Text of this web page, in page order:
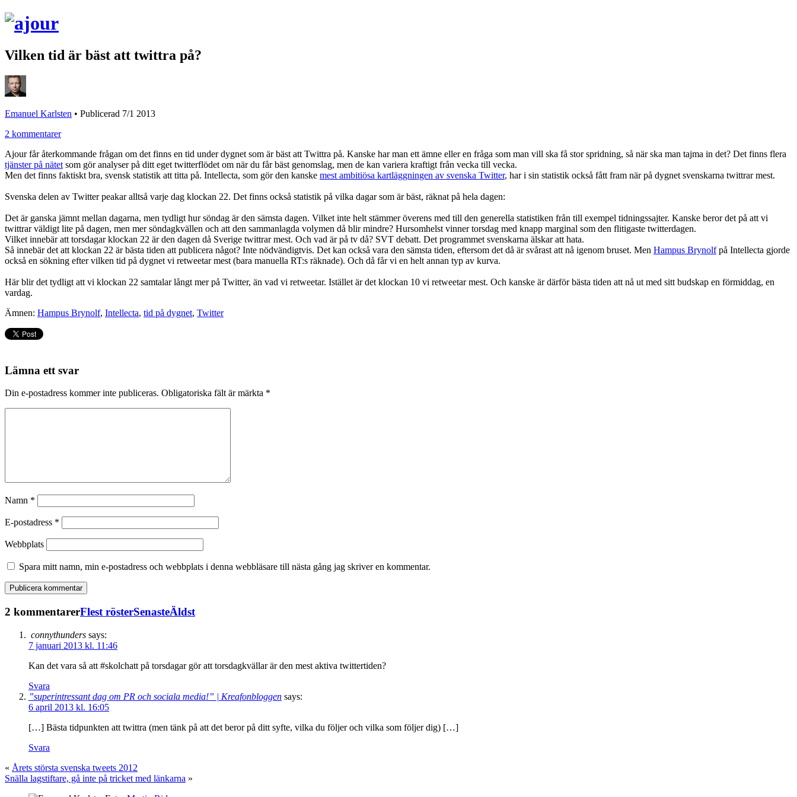
Vilken tid är bäst att twittra på?
Emanuel Karlsten • Publicerad 7/1 2013
2 kommentarer
Ajour får återkommande frågan om det finns en tid under dygnet som är bäst att Twittra på. Kanske har man ett ämne eller en fråga som man vill ska få stor spridning, så när ska man tajma in det? Det finns flera
tjänster på nätet som gör analyser på ditt eget twitterflödet om när du får bäst genomslag, men de kan variera kraftigt från vecka till vecka.
Men det finns faktiskt bra, svensk statistik att titta på. Intellecta, som gör den kanske mest ambitiösa kartläggningen av svenska Twitter, har i sin statistik också fått fram när på dygnet svenskarna twittrar mest.
Svenska delen av Twitter peakar alltså varje dag klockan 22. Det finns också statistik på vilka dagar som är bäst, räknat på hela dagen:
Det är ganska jämnt mellan dagarna, men tydligt hur söndag är den sämsta dagen. Vilket inte helt stämmer överens med till den generella statistiken från till exempel tidningssajter. Kanske beror det på att vi
twittrar väldigt lite på dagen, men mer söndagkvällen och att den sammanlagda volymen då blir mindre? Hursomhelst vinner torsdag med knapp marginal som den flitigaste twitterdagen.
Vilket innebär att torsdagar klockan 22 är den dagen då Sverige twittrar mest. Och vad är på tv då? SVT debatt. Det programmet svenskarna älskar att hata.
Så innebär det att klockan 22 är bästa tiden att publicera något? Inte nödvändigtvis. Det kan också vara den sämsta tiden, eftersom det då är svårast att nå igenom bruset. Men Hampus Brynolfpå Intellecta gjorde
också en sökning efter vilken tid på dygnet vi retweetar mest (bara manuella RT:s räknade). Och då får vi en helt annan typ av kurva.
Här blir det tydligt att vi klockan 22 samtalar långt mer på Twitter, än vad vi retweetar. Istället är det klockan 10 vi retweetar mest. Och kanske är därför bästa tiden att nå ut med sitt budskap en förmiddag, en
vardag.
Ämnen: Hampus Brynolf, Intellecta, tid på dygnet, Twitter
Lämna ett svar
Din e-postadress kommer inte publiceras. Obligatoriska fält är märkta *
Namn *
E-postadress *
Webbplats
Spara mitt namn, min e-postadress och webbplats i denna webbläsare till nästa gång jag skriver en kommentar.
2 kommentarerFlest rösterSenasteÄldst
connythunders says:
7 januari 2013 kl. 11:46
Kan det vara så att #skolchatt på torsdagar gör att torsdagkvällar är den mest aktiva twittertiden?
Svara
”superintressant dag om PR och sociala media!” | Kreafonbloggen says:
6 april 2013 kl. 16:05
[…] Bästa tidpunkten att twittra (men tänk på att det beror på ditt syfte, vilka du följer och vilka som följer dig) […]
Svara
« Årets största svenska tweets 2012
Snälla lagstiftare, gå inte på tricket med länkarna »